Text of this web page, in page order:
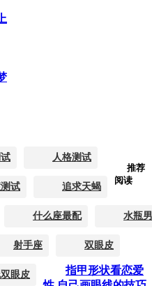
人格测试
试 追求天蝎
什么座最配 水瓶男
射手座 双眼皮
眼皮
推荐
阅读
指甲形状看恋爱